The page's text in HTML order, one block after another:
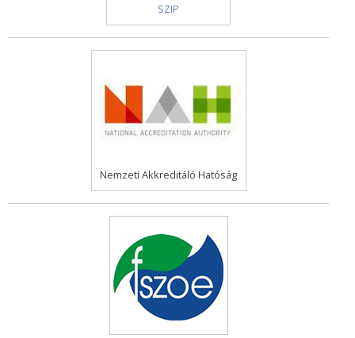
SZIP
Nemzeti Akkreditáló Hatóság